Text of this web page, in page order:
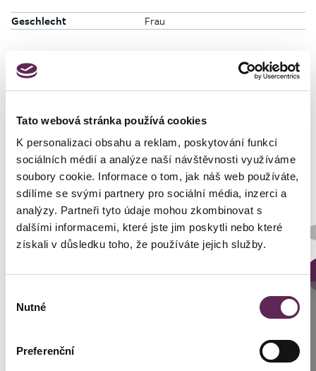
Tato webová stránka používá cookies
K personalizaci obsahu a reklam, poskytování funkcí
sociálních médií a analýze naší návštěvnosti využíváme
soubory cookie. Informace o tom, jak náš web používáte,
sdílíme se svými partnery pro sociální média, inzerci a
analýzy. Partneři tyto údaje mohou zkombinovat s
dalšími informacemi, které jste jim poskytli nebo které
získali v důsledku toho, že používáte jejich služby.
souhlasu
Nutné
Preferenční
Geschlecht Frau
Fotos vorher und nachher
Der behandelnde Arzt
Prim. MUDr. Pavel Horyna
DETAILS DER VERWANDLUNG
Brünn: +420 776 279 454